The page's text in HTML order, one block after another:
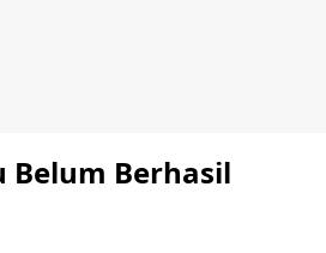
Belum Berhasil